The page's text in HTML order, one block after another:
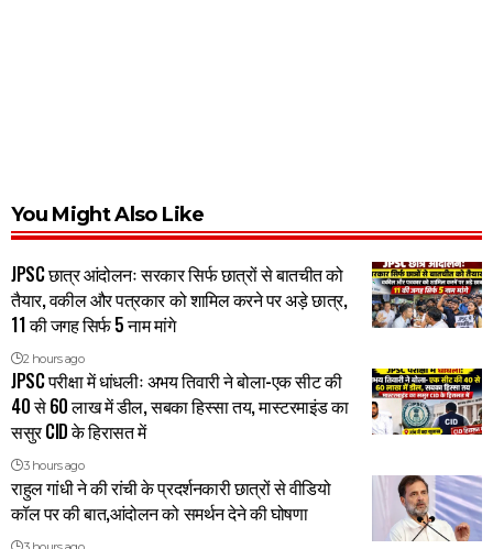
You Might Also Like
JPSC छात्र आंदोलनः सरकार सिर्फ छात्रों से बातचीत को
तैयार, वकील और पत्रकार को शामिल करने पर अड़े छात्र,
11 की जगह सिर्फ 5 नाम मांगे
2 hours ago
JPSC परीक्षा में धांधलीः अभय तिवारी ने बोला-एक सीट की
40 से 60 लाख में डील, सबका हिस्सा तय, मास्टरमाइंड का
ससुर CID के हिरासत में
3 hours ago
राहुल गांधी ने की रांची के प्रदर्शनकारी छात्रों से वीडियो
कॉल पर की बात,आंदोलन को समर्थन देने की घोषणा